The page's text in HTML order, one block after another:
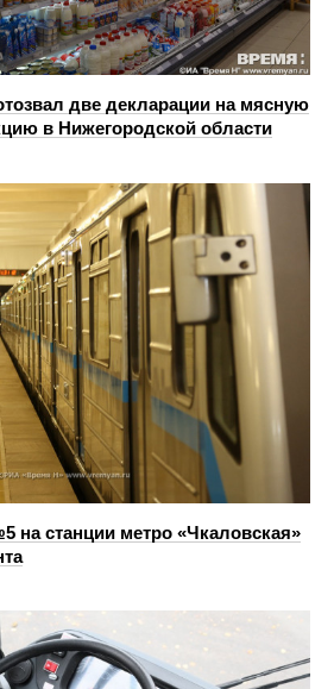
две декларации на мясную
в Нижегородской области
на станции метро «Чкаловская»